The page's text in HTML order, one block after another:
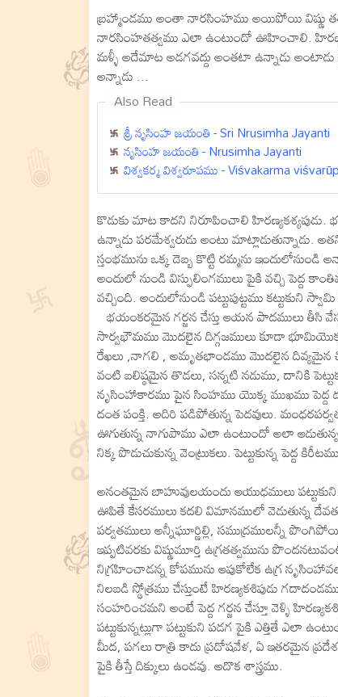
బ్రహ్మాండము అంతా నారసింహము అయిపోయి విష్ణు
నారసింహతత్వము ఎలా ఉంటుందో ఊహించాలి.
మళ్ళీ అదేమాట అడగవద్దు అంతటా ఉన్నాడు
అన్నాడు ...
Also Read
శ్రీ నృసింహ జయంతి - Sri Nrusimha Jayanti
నృసింహ జయంతి - Nrusimha Jayanti
విశ్వకర్మ విశ్వరూపము - Viśvakarma
కొడుకు మాట కాదని నిరూపించాలి హిరణ్యకశ్యపుడు.
ఉన్నాడు పరమేశ్వరుడు అంటు
స్తంభమును ఒక్క దెబ్బ కొట్టి రమ్మను
అందులో నుండి విస్ఫులింగములు పైకి వచ్చి పెద్ద
వచ్చింది. అందులోనుండి పట్టుపుట్టము కట్టుకుని
భయంకరమైన గర్జన చేస్తు ఆయన పాదములు తీసి
సార్వభౌమము మొదలైన దిగ్గజములు కూడా
రేఖలు ,నాగలి , అమృతభాండము మొదలైన దివ్యమైన
వంటి బలిష్ఠమైన తొడలు, సన్నటి నడుము, దానికి
నృసింహాకారము పైన సింహము యొక్క ముఖము
దంత పంక్తి. అదిరి పడిపోతున్న పెదవులు.
ఊగుతున్న నాగుపాము ఎలా ఉంటుందో అలా ఆడుతున్న
నిక్క పొడుచుకున్న వెంట్రుకలు. పెట్టుకున్న పెద్ద
అనంతమైన బాహువులయందు ఆయుధములు పట్టుకుని
ఊపితే కేసరములు కదలి విమానములో వెడుతున్న
పర్వతములు అన్నీఘూర్ణిల్లి, సముద్రములన్నీ
ఇప్పటివరకు విష్ణుమూర్తి ఉగ్రతత్వమును
నిగ్రహించాడన్న కోపమును ఆపుకోలేక ఉగ్ర
నిలబడి స్థోత్రము చేస్తుంటే హిరణ్యకశిపుడు
సంహరించమని అంటే పెద్ద గర్జన చేస్తూ వెళ్ళి
పట్టుకున్నట్లుగా పట్టుకుని పడగ పైకి ఎత్తితే ఎలా
మీద, పగలు రాత్రి కాదు ప్రదోషవేళ, ఏ ఇతరమైన
పైకి తీస్తే దిక్కులు ఉండవు. అదొక శాస్త్రము.